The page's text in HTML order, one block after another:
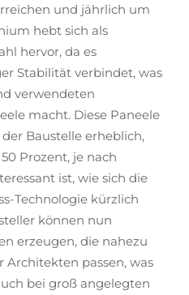
und jährlich um
hebt sich als
hervor, da es
Stabilität verbindet, was
verwendeten
macht. Diese Paneele
Baustelle erheblich,
Prozent, je nach
ist, wie sich die
Technologie kürzlich
können nun
erzeugen, die nahezu
Architekten passen, was
bei groß angelegten